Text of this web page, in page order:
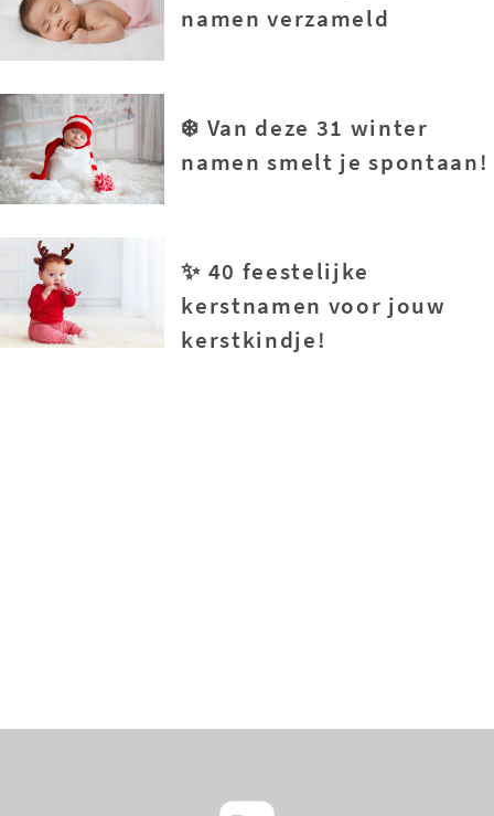
namen verzameld
❄️ Van deze 31 winter
namen smelt je spontaan!
✨ 40 feestelijke
kerstnamen voor jouw
kerstkindje!